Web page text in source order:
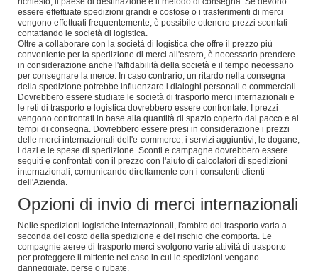
essere effettuate spedizioni grandi e costose o i trasferimenti di merci
vengono effettuati frequentemente, è possibile ottenere prezzi scontati
contattando le società di logistica.
Oltre a collaborare con la società di logistica che offre il prezzo più
conveniente per la spedizione di merci all'estero, è necessario prendere
in considerazione anche l'affidabilità della società e il tempo necessario
per consegnare la merce. In caso contrario, un ritardo nella consegna
della spedizione potrebbe influenzare i dialoghi personali e commerciali.
Dovrebbero essere studiate le società di trasporto merci internazionali e
le reti di trasporto e logistica dovrebbero essere confrontate. I prezzi
vengono confrontati in base alla quantità di spazio coperto dal pacco e ai
tempi di consegna. Dovrebbero essere presi in considerazione i prezzi
delle merci internazionali dell'e-commerce, i servizi aggiuntivi, le dogane,
i dazi e le spese di spedizione. Sconti e campagne dovrebbero essere
seguiti e confrontati con il prezzo con l'aiuto di calcolatori di spedizioni
internazionali, comunicando direttamente con i consulenti clienti
dell'Azienda.
Opzioni di invio di merci internazionali
Nelle spedizioni logistiche internazionali, l'ambito del trasporto varia a
seconda del costo della spedizione e del rischio che comporta. Le
compagnie aeree di trasporto merci svolgono varie attività di trasporto
per proteggere il mittente nel caso in cui le spedizioni vengano
danneggiate, perse o rubate.